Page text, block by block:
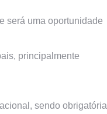
será uma oportunidade
principalmente
sendo obrigatória